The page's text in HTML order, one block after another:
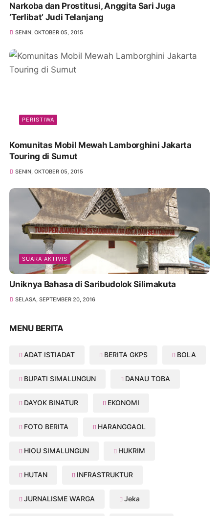
Narkoba dan Prostitusi, Anggita Sari Juga
‘Terlibat’ Judi Telanjang
SENIN, OKTOBER 05, 2015
PERISTIWA
Komunitas Mobil Mewah Lamborghini Jakarta
Touring di Sumut
SENIN, OKTOBER 05, 2015
SUARA AKTIVIS
Uniknya Bahasa di Saribudolok Silimakuta
SELASA, SEPTEMBER 20, 2016
MENU BERITA
ADAT ISTIADAT BERITA GKPS BOLA
BUPATI SIMALUNGUN DANAU TOBA
DAYOK BINATUR EKONOMI
FOTO BERITA HARANGGAOL
HIOU SIMALUNGUN HUKRIM
HUTAN INFRASTRUKTUR
JURNALISME WARGA Jeka